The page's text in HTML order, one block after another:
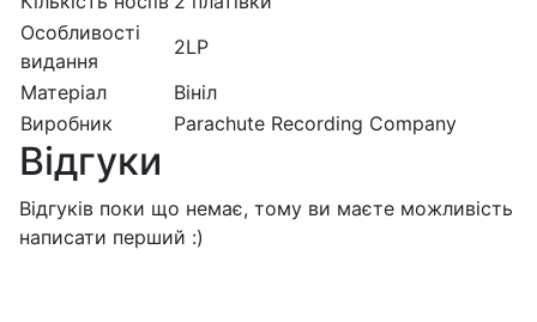
Особливості
видання
2LP
Матеріал
Вініл
Виробник
Parachute Recording Company
Відгуки
Відгуків поки що немає, тому ви маєте можливість
написати перший :)